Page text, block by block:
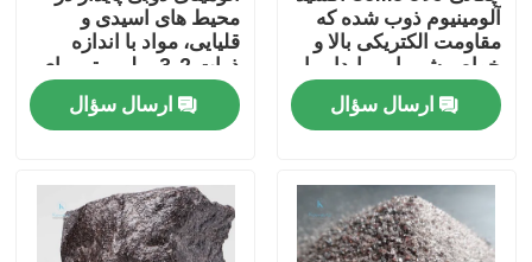
محصولات
درباره ما
تور کارخانه
آلومینیوم ذوب شده که
مقاومت الکتریکی بالا و
خواص شیمیایی پایدار را
در محیط های اسیدی و
قلیایی فراهم می کند
ارسال سؤال
محیط های اسیدی و
قلیایی، مواد با اندازه
ذرات 2-3 میلی متر برای
مصارف سرامیک و
متالورژیارسال سؤال